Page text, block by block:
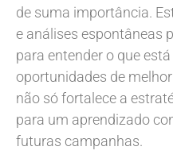
de suma importância.
e análises espontâneas
para entender o que
oportunidades de
não só fortalece a
para um aprendizado
futuras campanhas.